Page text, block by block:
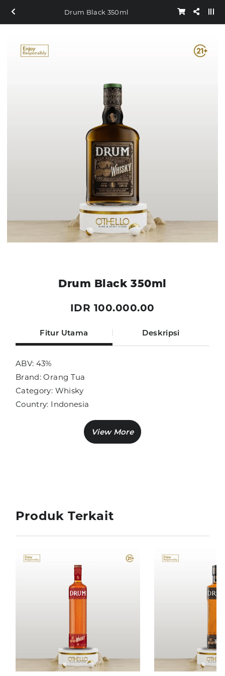
Drum Black 350ml
Drum Black 350ml
IDR 100.000.00
Fitur Utama Deskripsi
ABV: 43%
Brand: Orang Tua
Category: Whisky
Country: Indonesia
Sub Category: Local Brand
Produk Terkait